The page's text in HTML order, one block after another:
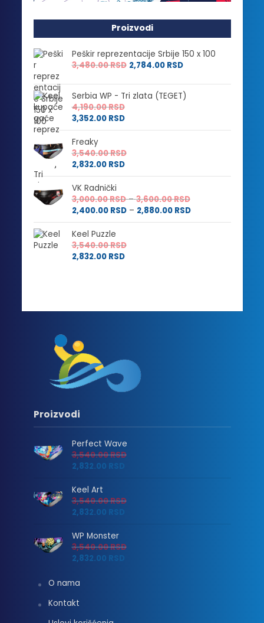
Proizvodi
Peškir reprezentacije Srbije 150 x 100
3,480.00RSD 2,784.00 RSD
Serbia WP - Tri zlata (TEGET)
4,190.00RSD
3,352.00 RSD
Freaky
3,540.00RSD
2,832.00 RSD
VK Radnički
3,000.00RSD – 3,600.00RSDRaspon
cena:
od
2,400.00 RSD – 2,880.00 RSDRaspon
cena:
Keel Puzzle
3,540.00RSD
2,832.00 RSD
Proizvodi
Perfect Wave
3,540.00RSD
2,832.00 RSD
Keel Art
3,540.00RSD
2,832.00 RSD
WP Monster
3,540.00RSD
2,832.00 RSD
O nama
Kontakt